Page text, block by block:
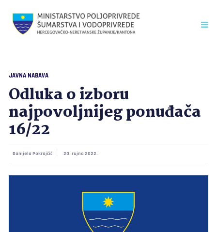
JAVNA NABAVA
Odluka o izboru
najpovoljnijeg ponuđača
16/22
Danijela Pokrajčić 20. rujna 2022.